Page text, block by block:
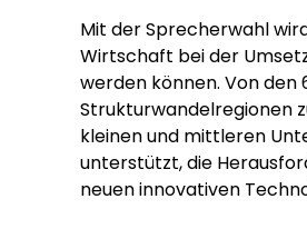
Mit der Sprecherwahl
Wirtschaft bei der
werden können. Von den
Strukturwandelregionen
kleinen und mittleren
unterstützt, die
neuen innovativen